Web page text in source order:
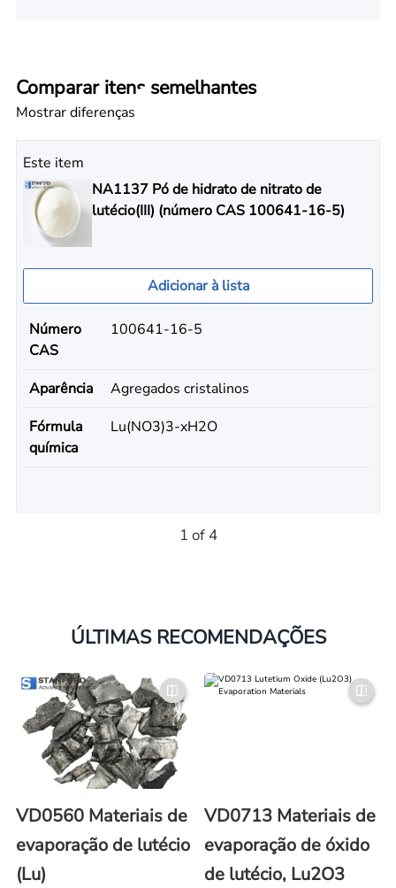
Comparar itens semelhantes
Mostrar diferenças
Este item
NA1137 Pó de hidrato de nitrato de
lutécio(III) (número CAS 100641-16-5)
Adicionar à lista
Número
CAS
100641-16-5
Aparência
Agregados cristalinos
Fórmula
química
Lu(NO3)3-xH2O
1 of 4
ÚLTIMAS RECOMENDAÇÕES
VD0560 Materiais de
evaporação de lutécio
(Lu)
VD0713 Materiais de
evaporação de óxido
de lutécio, Lu2O3